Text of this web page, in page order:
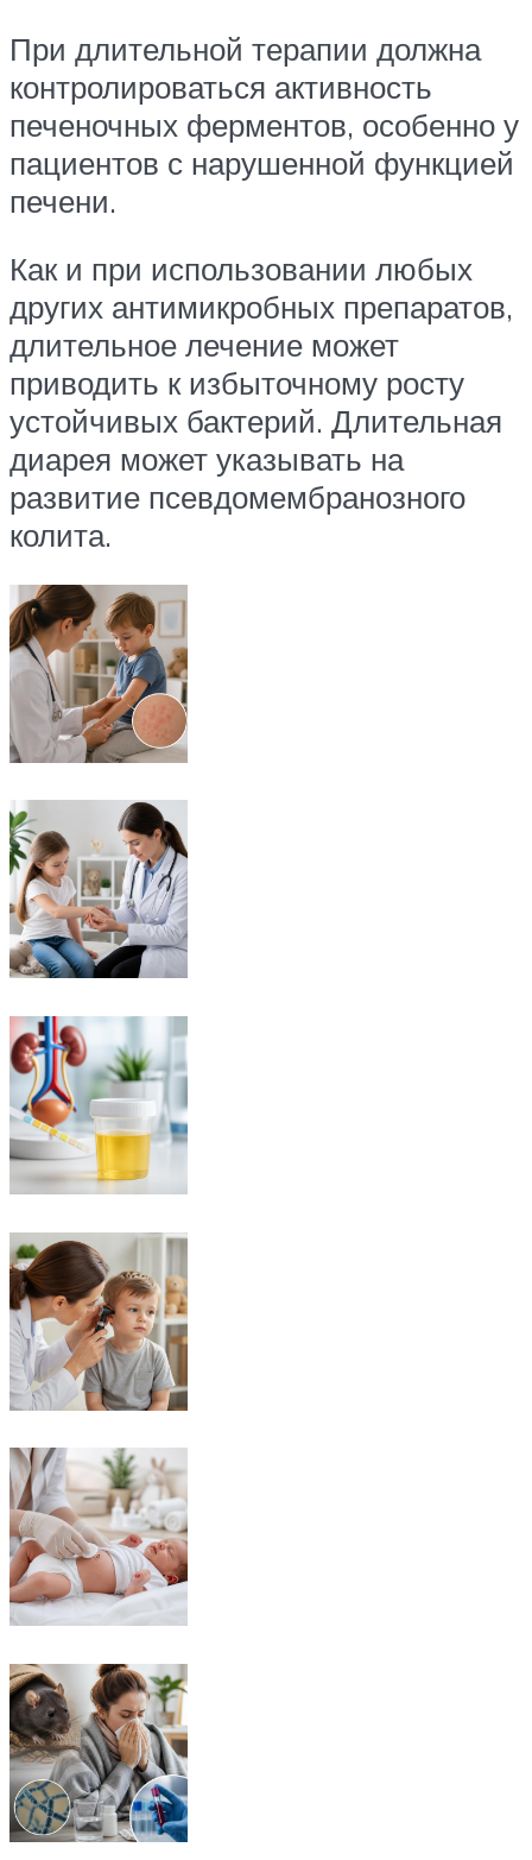
При длительной терапии должна
контролироваться активность
печеночных ферментов, особенно у
пациентов с нарушенной функцией
печени.
Как и при использовании любых
других антимикробных препаратов,
длительное лечение может
приводить к избыточному росту
устойчивых бактерий. Длительная
диарея может указывать на
развитие псевдомембранозного
колита.